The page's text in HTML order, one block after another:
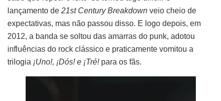
lançamento de 21st Century Breakdown veio cheio de
expectativas, mas não passou disso. E logo depois, em
2012, a banda se soltou das amarras do punk, adotou
influências do rock clássico e praticamente vomitou a
trilogia ¡Uno!, ¡Dós! e ¡Tré!para os fãs.